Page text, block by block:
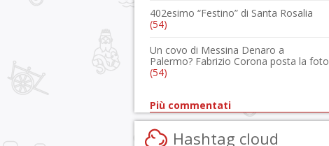
402esimo “Festino” di Santa Rosalia
(54)
Un covo di Messina Denaro a
Palermo? Fabrizio Corona posta la foto
(54)
Più commentati
Hashtag cloud